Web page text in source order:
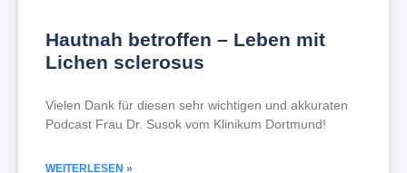
Hautnah betroffen – Leben mit
Lichen sclerosus
Vielen Dank für diesen sehr wichtigen und akkuraten
Podcast Frau Dr. Susok vom Klinikum Dortmund!
WEITERLESEN »